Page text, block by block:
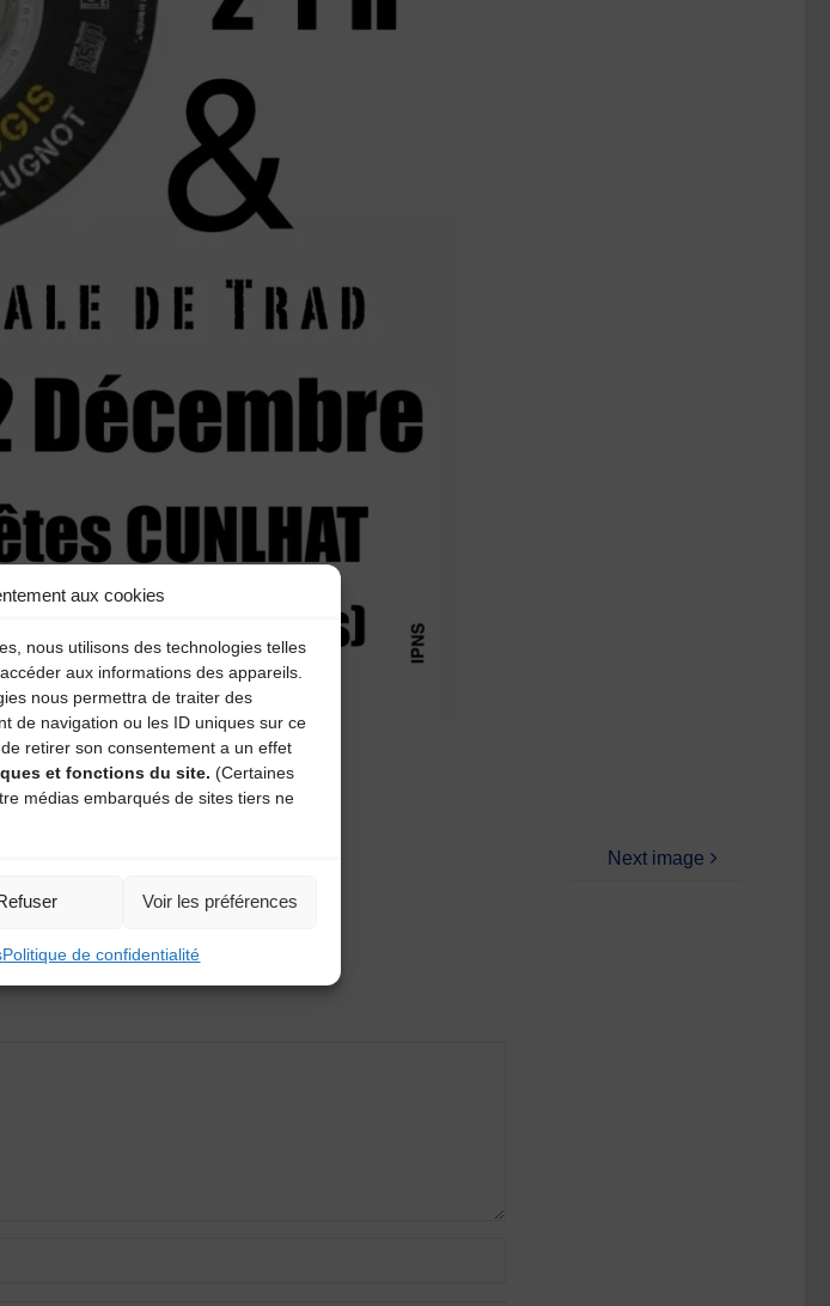
aux cookies
nous utilisons des technologies telles
aux informations des appareils.
nous permettra de traiter des
de navigation ou les ID uniques sur ce
retirer son consentement a un effet
et fonctions du site. (Certaines
médias embarqués de sites tiers ne
Voir les préférences
Politique de confidentialité
Next image